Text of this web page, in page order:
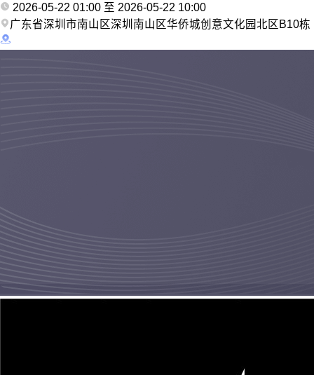
2026-05-22 01:00 至 2026-05-22 10:00
广东省深圳市南山区深圳南山区华侨城创意文化园北区B10栋